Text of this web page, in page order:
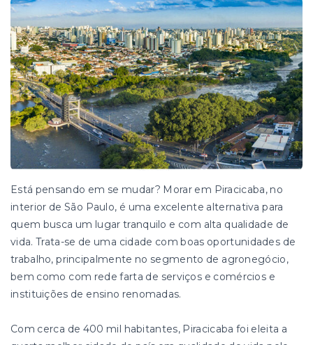
Está pensando em se mudar? Morar em Piracicaba, no
interior de São Paulo, é uma excelente alternativa para
quem busca um lugar tranquilo e com alta qualidade de
vida. Trata-se de uma cidade com boas oportunidades de
trabalho, principalmente no segmento de agronegócio,
bem como com rede farta de serviços e comércios e
instituições de ensino renomadas.
Com cerca de 400 mil habitantes, Piracicaba foi eleita a